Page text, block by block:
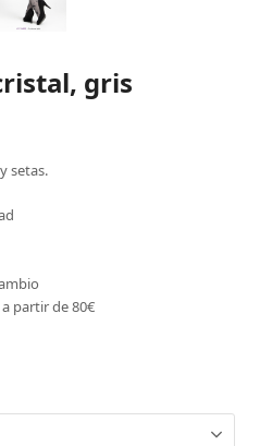
gris
setas.
partir de 80€